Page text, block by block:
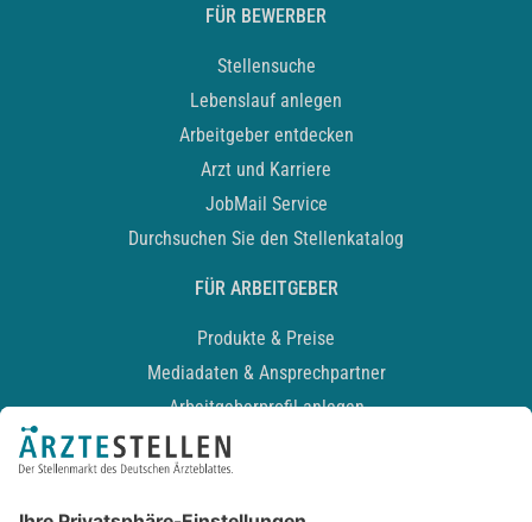
FÜR BEWERBER
Stellensuche
Lebenslauf anlegen
Arbeitgeber entdecken
Arzt und Karriere
JobMail Service
Durchsuchen Sie den Stellenkatalog
FÜR ARBEITGEBER
Produkte & Preise
Mediadaten & Ansprechpartner
Arbeitgeberprofil anlegen
Recruiting-Podcast